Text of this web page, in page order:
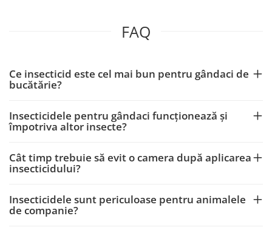
FAQ
Ce insecticid este cel mai bun pentru gândaci de
bucătărie?
Insecticidele pentru gândaci funcționează și
împotriva altor insecte?
Cât timp trebuie să evit o camera după aplicarea
insecticidului?
Insecticidele sunt periculoase pentru animalele
de companie?